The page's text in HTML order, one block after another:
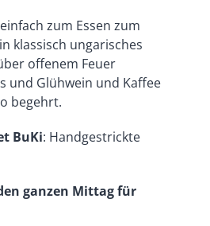
zum Essen zum
klassisch ungarisches
offenem Feuer
und Glühwein und Kaffee
begehrt.
BuKi: Handgestrickte
ganzen Mittag für